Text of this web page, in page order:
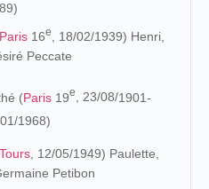
Paris 16e
, 18/02/1939) Henri,
Peccate
(Paris 19e, 23/08/1901-
01/1968)
Tours , 12/05/1949) Paulette,
Petibon